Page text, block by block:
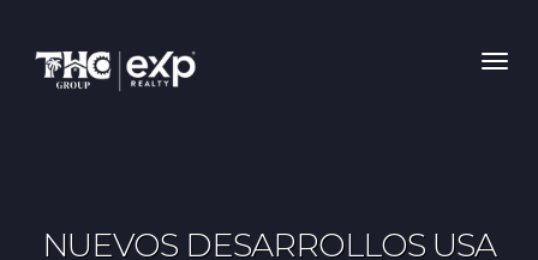
NUEVOS DESARROLLOS USA